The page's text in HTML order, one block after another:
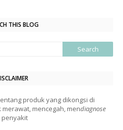
THIS BLOG
produk yang dikongsi di
mencegah, mendiagnose
penyakit